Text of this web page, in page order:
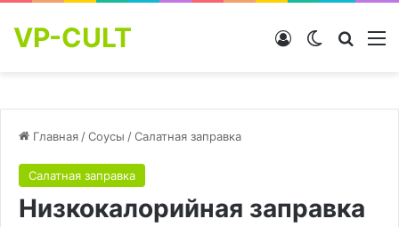
VP-CULT Switch skin
Войти
Главная /Соусы /Салатная заправка
Салатная заправка
Низкокалорийная заправка